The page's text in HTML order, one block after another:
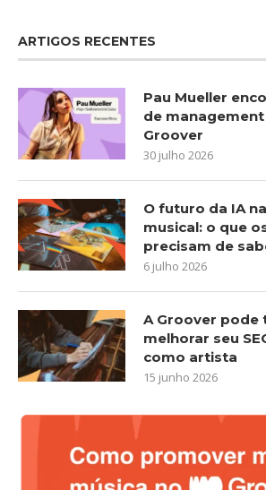
ARTIGOS RECENTES
Pau Mueller
de
Groover
30 julho 2026
O futuro da IA
musical: o que
precisam de
6 julho 2026
A Groover pode
melhorar seu
como artista
15 junho 2026